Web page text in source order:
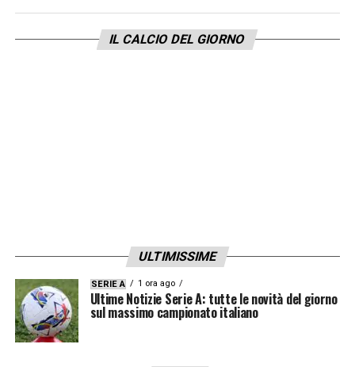
IL CALCIO DEL GIORNO
ULTIMISSIME
SERIE A 1 ora ago
Ultime Notizie Serie A: tutte le novità del giorno
sul massimo campionato italiano